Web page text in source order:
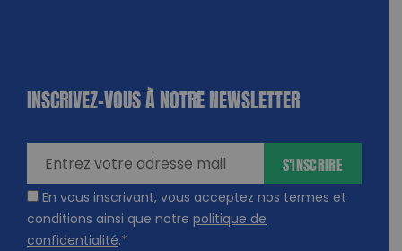
INSCRIVEZ-VOUS À NOTRE NEWSLETTER
En vous inscrivant, vous acceptez nos termes et
conditions ainsi que notre politique de
confidentialité.*
S'INSCRIRE